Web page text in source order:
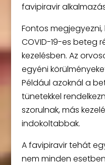
favipiravir
Fontos
COVID-19-es beteg
kezelésben. Az
egyéni
Például azoknál a
tünetekkel
szorulnak, más
indokoltabbak.
A favipiravir tehát
nem minden